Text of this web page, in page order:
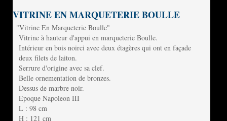
VITRINE EN MARQUETERIE BOULLE
"Vitrine En Marqueterie Boulle"
Vitrine à hauteur d'appui en marqueterie Boulle.
Intérieur en bois noirci avec deux étagères qui ont en façade
deux filets de laiton.
Serrure d'origine avec sa clef.
Belle ornementation de bronzes.
Dessus de marbre noir.
Epoque Napoleon III
L : 98 cm
H : 121 cm